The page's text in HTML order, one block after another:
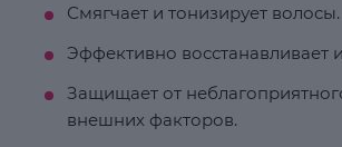
Смягчает и тонизирует волосы.
Эффективно восстанавливает
Защищает от
внешних факторов.